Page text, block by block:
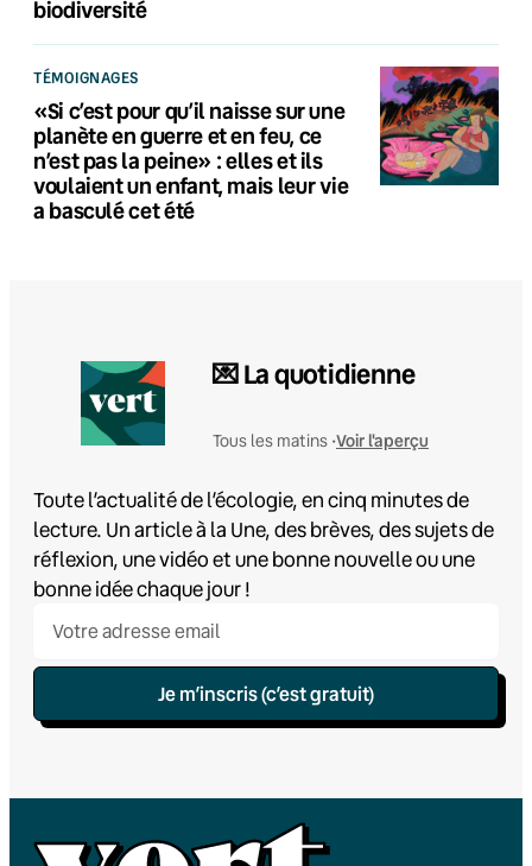
biodiversité
TÉMOIGNAGES
«Si c’est pour qu’il naisse sur une
planète en guerre et en feu, ce
n’est pas la peine» : elles et ils
voulaient un enfant, mais leur vie
a basculé cet été
💌 La quotidienne
Tous les matins •Voir l'aperçu
Toute l’actualité de l’écologie, en cinq minutes de
lecture. Un article à la Une, des brèves, des sujets de
réflexion, une vidéo et une bonne nouvelle ou une
bonne idée chaque jour !
Je m’inscris (c’est gratuit)